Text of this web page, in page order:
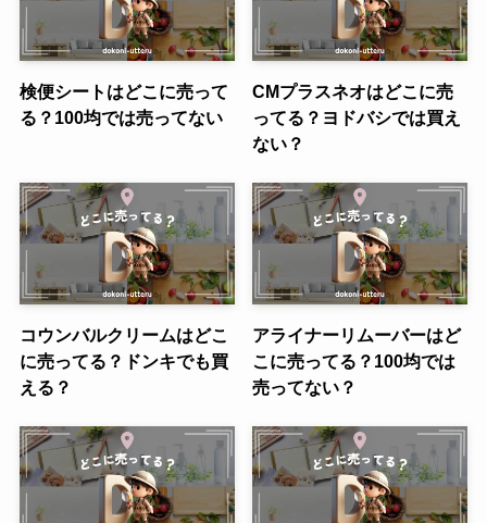
検便シートはどこに売って
る？100均では売ってない
CMプラスネオはどこに売
ってる？ヨドバシでは買え
ない？
コウンバルクリームはどこ
に売ってる？ドンキでも買
える？
アライナーリムーバーはど
こに売ってる？100均では
売ってない？